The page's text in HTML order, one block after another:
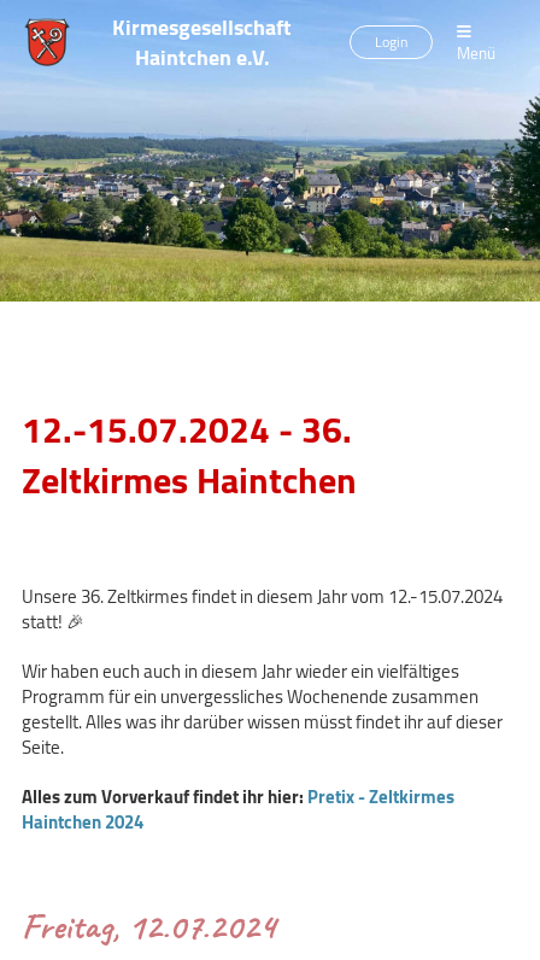
Kirmesgesellschaft
Haintchen e.V. Login Menü
12.-15.07.2024 - 36.
Zeltkirmes Haintchen
Unsere 36. Zeltkirmes findet in diesem Jahr vom 12.-15.07.2024
statt! 🎉
Wir haben euch auch in diesem Jahr wieder ein vielfältiges
Programm für ein unvergessliches Wochenende zusammen
gestellt. Alles was ihr darüber wissen müsst findet ihr auf dieser
Seite.
Alles zum Vorverkauf findet ihr hier:Pretix - Zeltkirmes
Haintchen 2024
Freitag, 12.07.2024